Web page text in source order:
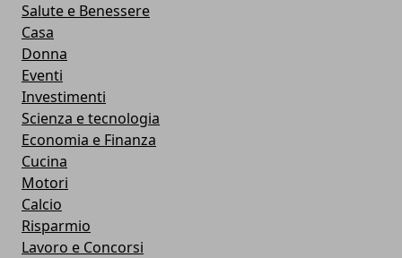
Salute e Benessere
Casa
Donna
Eventi
Investimenti
Scienza e tecnologia
Economia e Finanza
Cucina
Motori
Calcio
Risparmio
Lavoro e Concorsi